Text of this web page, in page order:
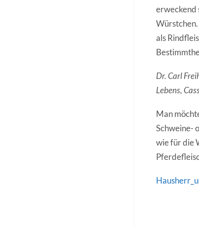
erweckend
als
Dr. Carl
Lebens,
Man
Schweine-
wie für die